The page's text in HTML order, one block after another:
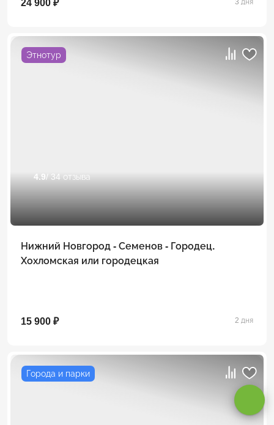
24 900 ₽
Этнотур
4.9 / 34 отзыва
Нижний Новгород - Семенов - Городец.
Хохломская или городецкая
15 900 ₽ 2 дня
Города и парки
Оставаясь на сайте, вы даетесогласие на обработку cookie и
персональных данных.